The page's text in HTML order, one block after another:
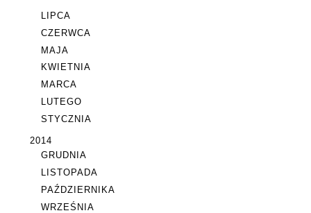
LIPCA
CZERWCA
MAJA
KWIETNIA
MARCA
LUTEGO
STYCZNIA
2014
GRUDNIA
LISTOPADA
PAŹDZIERNIKA
WRZEŚNIA